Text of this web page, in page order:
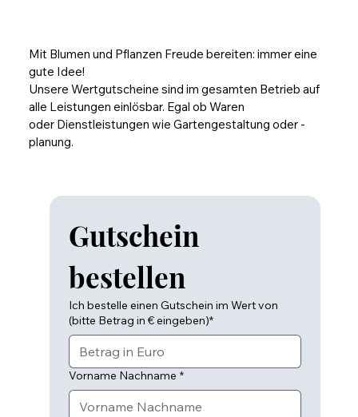
Mit Blumen und Pflanzen Freude bereiten: immer eine
gute Idee!
Unsere Wertgutscheine sind im gesamten Betrieb auf
alle Leistungen einlösbar. Egal ob Waren
oder Dienstleistungen wie Gartengestaltung oder -
planung.
Gutschein
bestellen
Ich bestelle einen Gutschein im Wert von
(bitte Betrag in € eingeben)*
Vorname Nachname *